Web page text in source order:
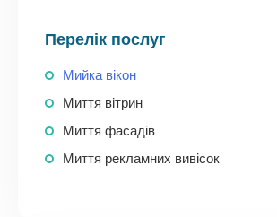
Перелік послуг
Мийка вікон
Миття вітрин
Миття фасадів
Миття рекламних вивісок